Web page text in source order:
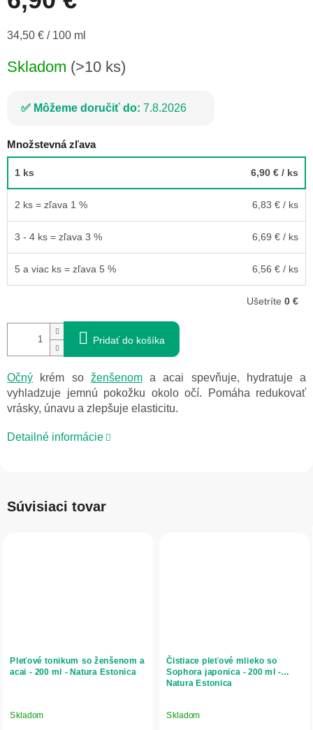
Jednotková
34,50 € / 100 ml
Skladom (>10 ks)
Môžeme doručiť do: 7.8.2026
Množstevná zľava
1 ks 6,90 € / ks
2 ks = zľava 1 % 6,83 € / ks
3 - 4 ks = zľava 3 % 6,69 € / ks
5 a viac ks = zľava 5 % 6,56 € / ks
Ušetríte 0 €
Pridať do košíka
Očný krém so ženšenoma acai spevňuje, hydratuje a
vyhladzuje jemnú pokožku okolo očí. Pomáha redukovať
vrásky, únavu a zlepšuje elasticitu.
Detailné informácie
Súvisiaci tovar
Pleťové tonikum so ženšenom a
acai - 200 ml - Natura Estonica
Skladom
Čistiace pleťové mlieko so
Sophora japonica - 200 ml -
Natura Estonica
Skladom